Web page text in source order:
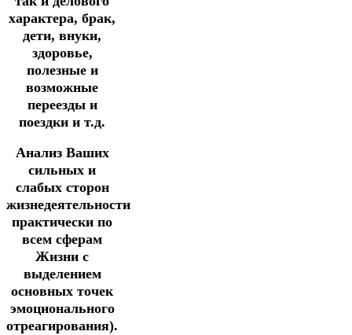
характера, брак,
дети, внуки,
здоровье,
полезные и
возможные
переезды и
поездки и т.д.
Анализ Ваших
сильных и
слабых сторон
жизнедеятельности
практически по
всем сферам
Жизни с
выделением
основных точек
эмоционального
отреагирования).